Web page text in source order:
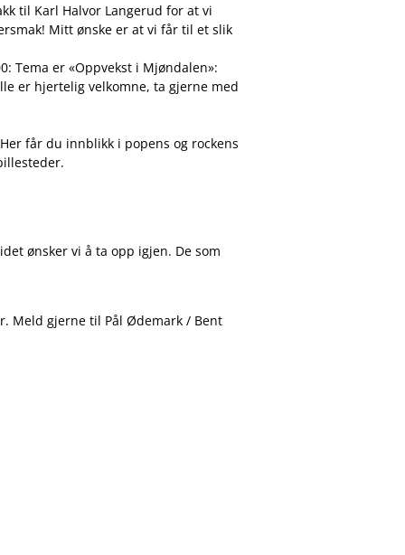
til Karl Halvor Langerud for at vi
Mitt ønske er at vi får til et slik
Tema er «Oppvekst i Mjøndalen»:
er hjertelig velkomne, ta gjerne med
får du innblikk i popens og rockens
ønsker vi å ta opp igjen. De som
Meld gjerne til Pål Ødemark / Bent